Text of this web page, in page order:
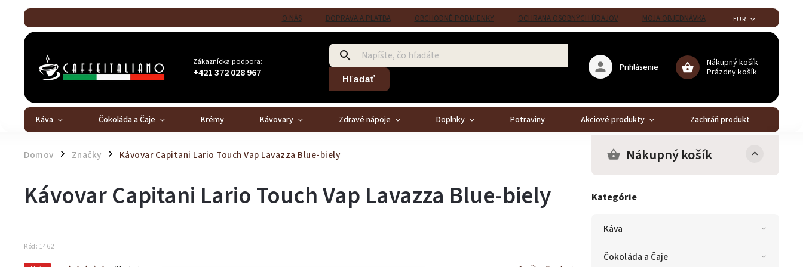
O NÁS DOPRAVA A PLATBA OBCHODNÉ PODMIENKY OCHRANA OSOBNÝCH ÚDAJOV MOJA OBJEDNÁVKA EUR
Zákaznícka podpora:
+421 372 028 967 Hľadať
Nákupný košík
Prázdny košík
Prihlásenie
Káva Čokoláda a Čaje Krémy Kávovary Zdravé nápoje Doplnky Potraviny Akciové produkty Zachráň produkt
Domov / Značky / Kávovar Capitani Lario Touch Vap Lavazza Blue-biely Nákupný košík
Kategórie
Káva
Čokoláda a Čaje
Kávovar Capitani Lario Touch Vap Lavazza Blue-biely
Kód: 1462